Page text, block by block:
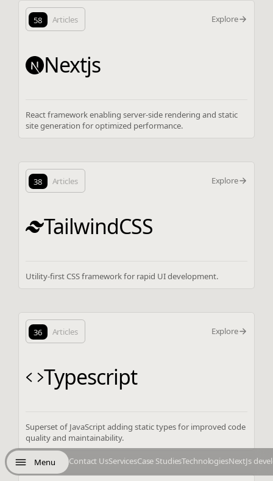
Menu Contact UsServicesCase StudiesTechnologiesNextJs
58 Articles Explore
Nextjs
React framework enabling server-side rendering and static
site generation for optimized performance.
38 Articles Explore
TailwindCSS
Utility-first CSS framework for rapid UI development.
36 Articles Explore
Typescript
Superset of JavaScript adding static types for improved code
quality and maintainability.